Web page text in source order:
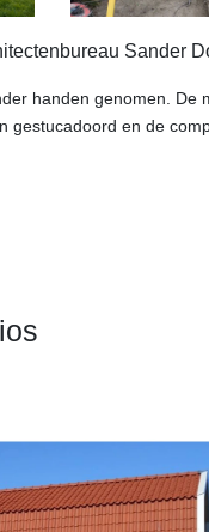
Sander
handen genomen. De
gestucadoord en de